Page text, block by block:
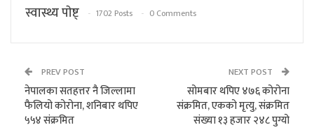
स्वास्थ्य पाेष्ट् 1702 Posts 0 Comments
PREV POST
नेपालका सतहत्तर नै जिल्लामा
फैलियो कोरोना, शनिबार थपिए
५५४ संक्रमित
NEXT POST
सोमबार थपिए ४७६ कोरोना
संक्रमित, एकको मृत्यु, संक्रमित
संख्या १३ हजार २४८ पुग्यो